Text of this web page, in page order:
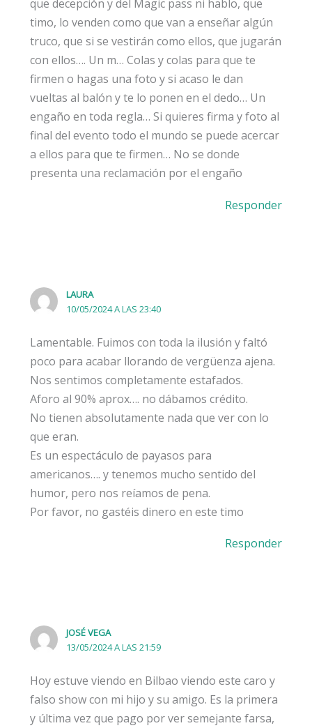
que decepción y del Magic pass ni hablo, que
timo, lo venden como que van a enseñar algún
truco, que si se vestirán como ellos, que jugarán
con ellos…. Un m… Colas y colas para que te
firmen o hagas una foto y si acaso le dan
vueltas al balón y te lo ponen en el dedo… Un
engaño en toda regla… Si quieres firma y foto al
final del evento todo el mundo se puede acercar
a ellos para que te firmen… No se donde
presenta una reclamación por el engaño
Responder
LAURA
10/05/2024 A LAS 23:40
Lamentable. Fuimos con toda la ilusión y faltó
poco para acabar llorando de vergüenza ajena.
Nos sentimos completamente estafados.
Aforo al 90% aprox…. no dábamos crédito.
No tienen absolutamente nada que ver con lo
que eran.
Es un espectáculo de payasos para
americanos…. y tenemos mucho sentido del
humor, pero nos reíamos de pena.
Por favor, no gastéis dinero en este timo
Responder
JOSÉ VEGA
13/05/2024 A LAS 21:59
Hoy estuve viendo en Bilbao viendo este caro y
falso show con mi hijo y su amigo. Es la primera
y última vez que pago por ver semejante farsa,